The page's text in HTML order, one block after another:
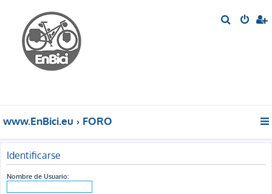
www.EnBici.eu FORO
Identificarse
Nombre de Usuario: